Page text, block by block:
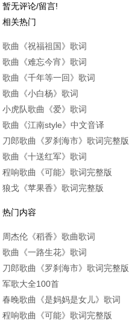
暂无评论/留言!
相关热门
歌曲《祝福祖国》歌词
歌曲《难忘今宵》歌词
歌曲《千年等一回》歌词
歌曲《小白杨》歌词
小虎队歌曲《爱》歌词
歌曲《江南style》中文音译
刀郎歌曲《罗刹海市》歌词完整版
歌曲《十送红军》歌词
程响歌曲《可能》歌词完整版
狼戈《苹果香》歌词完整版
热门内容
周杰伦《稻香》歌曲歌词
歌曲《一路生花》歌词
刀郎歌曲《罗刹海市》歌词完整版
军歌大全100首
春晚歌曲《是妈妈是女儿》歌词
程响歌曲《可能》歌词完整版